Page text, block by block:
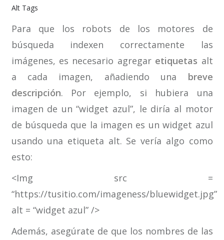
Alt Tags
Para que los robots de los motores de
búsqueda indexen correctamente las
imágenes, es necesario agregar etiquetas alt
a cada imagen, añadiendo una breve
descripción. Por ejemplo, si hubiera una
imagen de un “widget azul”, le diría al motor
de búsqueda que la imagen es un widget azul
usando una etiqueta alt. Se vería algo como
esto:
<Img src =
“https://tusitio.com/imageness/bluewidget.jpg”
alt = “widget azul” />
Además, asegúrate de que los nombres de las